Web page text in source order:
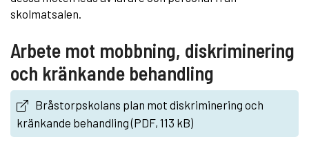
skolmatsalen.
Arbete mot mobbning, diskriminering
och kränkande behandling
Bråstorpskolans plan mot diskriminering och
kränkande behandling (PDF, 113 kB)